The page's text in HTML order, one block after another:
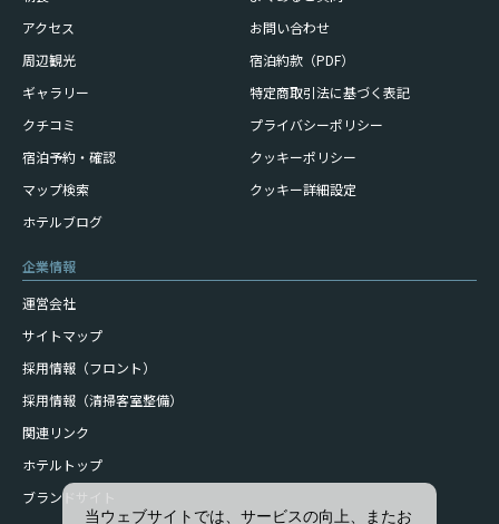
アクセス
周辺観光
ギャラリー
クチコミ
宿泊予約・確認
マップ検索
ホテルブログ
お問い合わせ
宿泊約款（PDF）
特定商取引法に基づく表記
プライバシーポリシー
クッキーポリシー
クッキー詳細設定
企業情報
運営会社
サイトマップ
採用情報（フロント）
採用情報（清掃客室整備）
関連リンク
ホテルトップ
ブランドサイト
当ウェブサイトでは、サービスの向上、またお